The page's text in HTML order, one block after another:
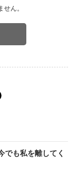
ん。
でも私を離してく